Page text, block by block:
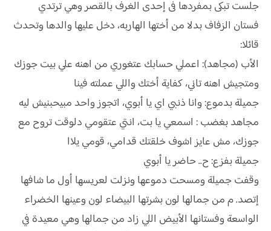
جلست تبكى بمفردها فى إحدى الغرف بالقصر وهي ترتدي
فستان الزفاف بدلا من أختها الهاربه، دخل عليها والدها وتحدث
قائلا:
الأب (مجاهد): اعملي حسابك عتغوري من اهنه علي بيت جوزك
ومتجيش اهنه تاني، كفاية أختك واللي عملته فينا
جميلة بدموع: وانا ذنبي اي يا أبوي، اتجوز واحد مبيحبنيش ليه
مجاهد بغضب : اسمعي يا بت، انتي عتقومي دلوقت تروح مع
جوزك، مش عايز اشوف خلقتك قدامي، قومي يلاا
جميلة بفزع: ح.. حاضر يا أبوي
وقفت جميلة ومسحت دموعها ونزلت لعريسها أول ما شافها
إتصد. م من جمالها لون بشرتها البيضاء لون وعينها الخضراء
الواسعة وفستانها الأبيض اللي زاد من جمالها وهي معيدة في